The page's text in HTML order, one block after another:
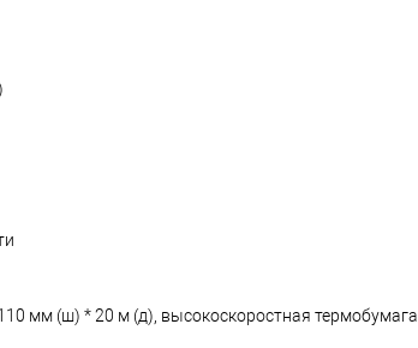
мм (ш) * 20 м (д), высокоскоростная термобумага